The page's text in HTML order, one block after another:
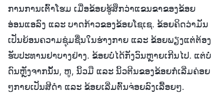
ການການເຕົ້າໂຮມ ເມື່ອຂ້ອຍຮູ້ສຶກວ່າແຂນຂາຂອງຂ້ອຍ
ອ່ອນແອລົງ ແລະ ບາດກ້າວຂອງຂ້ອຍໂຊເຊ. ຂ້ອຍຄິດວ່າມັນ
ເປັນຍ້ອນຄວາມຊຸ່ມຊື່ນໃນຮ່າງກາຍ ແລະ ຂ້ອຍພຽງແຕ່ຕ້ອງ
ຮັບປະທານຢາບາງຢ່າງ. ຂ້ອຍບໍ່ໄດ້ກັງວົນຫຼາຍເກີນໄປ. ແຕ່ບໍ່
ດົນຫຼັງຈາກນັ້ນ, ຫູ, ນິ້ວມື ແລະ ນິ້ວຕີນຂອງຂ້ອຍກໍ່ເລີ່ມຄ່ອຍ
ໆກາຍເປັນສີດໍາ ແລະ ຂ້ອຍເລີ່ມຕົ້ນຈ່ອຍລົງເລື້ອຍໆ.